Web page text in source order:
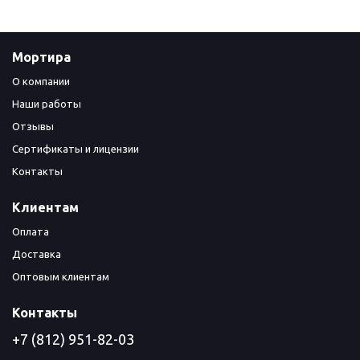
Мортира
О компании
Наши работы
Отзывы
Сертификаты и лицензии
Контакты
Клиентам
Оплата
Доставка
Оптовым клиентам
Контакты
+7 (812) 951-82-03